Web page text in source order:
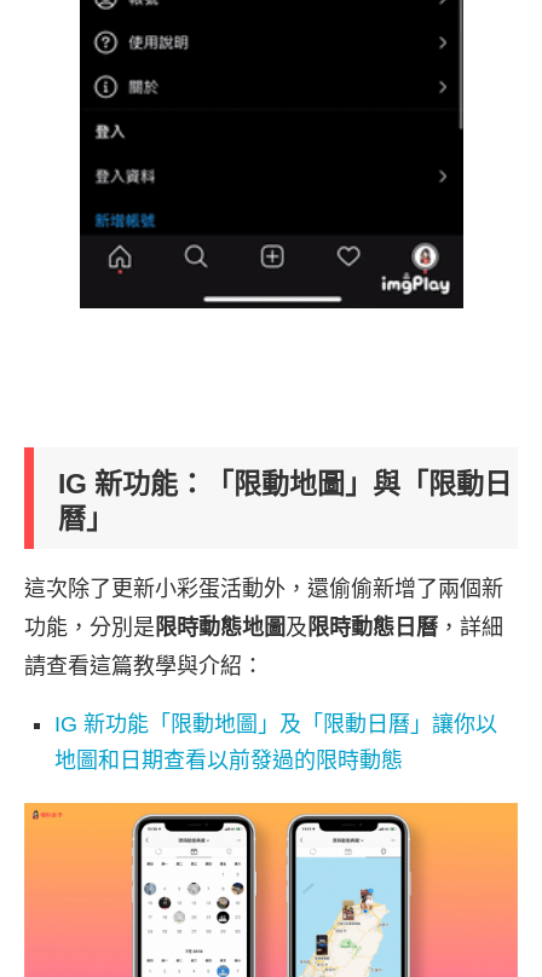
IG 新功能：「限動地圖」與「限動日
曆」
這次除了更新小彩蛋活動外，還偷偷新增了兩個新
功能，分別是 限時動態地圖及 限時動態日曆 ，詳細
請查看這篇教學與介紹：
IG 新功能「限動地圖」及「限動日曆」讓你以
地圖和日期查看以前發過的限時動態